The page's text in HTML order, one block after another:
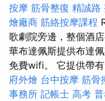
按摩 筋骨整復 精誠路
燴廠商 筋絡按摩課程
歌劇院旁邊，整個酒
華布達佩斯提供布達
免費wifi。 它提供帶
府外燴 台中按摩 筋骨
事務所 記帳士 高考